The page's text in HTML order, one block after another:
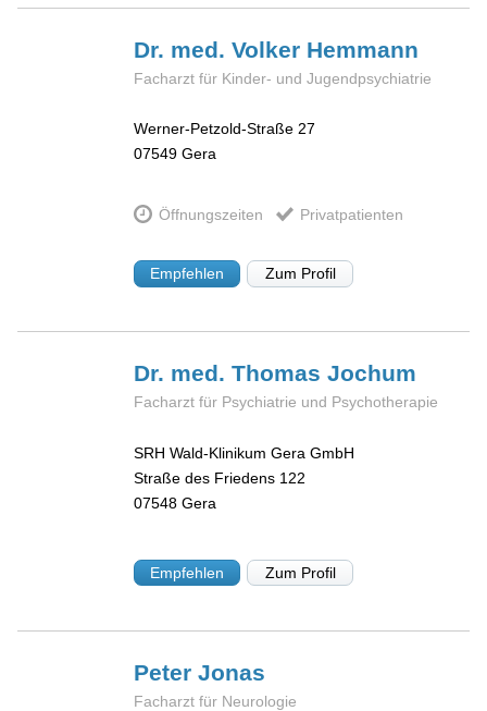
Dr. med. Volker Hemmann
Facharzt für Kinder- und Jugendpsychiatrie
Werner-Petzold-Straße 27
07549 Gera
Öffnungszeiten Privatpatienten
Empfehlen Zum Profil
Dr. med. ThomasJochum
Facharzt für Psychiatrie und Psychotherapie
SRH Wald-Klinikum Gera GmbH
Straße des Friedens 122
07548 Gera
Empfehlen Zum Profil
PeterJonas
Facharzt für Neurologie